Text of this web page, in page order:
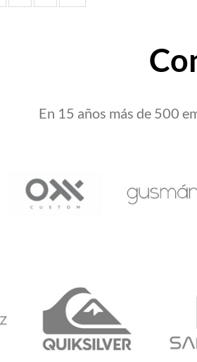
En 15 años más de 500